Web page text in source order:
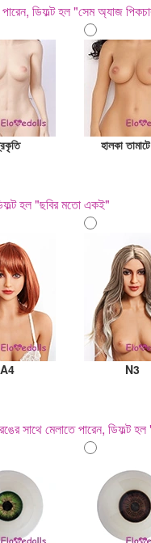
ডিফল্ট হল "সেম অ্যাজ
হালকা
হল "ছবির মতো একই"
A4
N3
সাথে মেলাতে পারেন, ডিফল্ট